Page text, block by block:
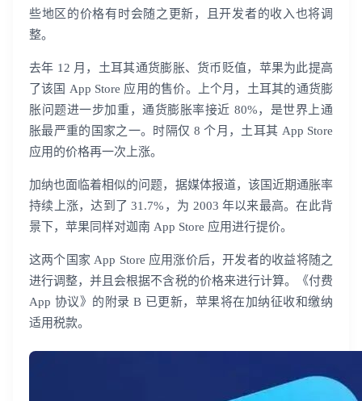
些地区的价格有时会随之更新，且开发者的收入也将调
整。
去年 12 月，土耳其通货膨胀、货币贬值，苹果为此提高
了该国 App Store 应用的售价。上个月，土耳其的通货膨
胀问题进一步加重，通货膨胀率接近 80%，是世界上通
胀最严重的国家之一。时隔仅 8 个月，土耳其 App Store
应用的价格再一次上涨。
加纳也面临着相似的问题，据媒体报道，该国近期通胀率
持续上涨，达到了 31.7%，为 2003 年以来最高。在此背
景下，苹果同样对迦南 App Store 应用进行提价。
这两个国家 App Store 应用涨价后，开发者的收益将随之
进行调整，并且会根据不含税的价格来进行计算。《付费
App 协议》的附录 B 已更新，苹果将在加纳征收和缴纳
适用税款。